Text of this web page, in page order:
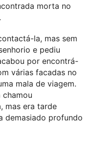
morta no
la, mas sem
e pediu
por encontrá-
várias facadas no
mala de viagem.
chamou
mas era tarde
demasiado profundo